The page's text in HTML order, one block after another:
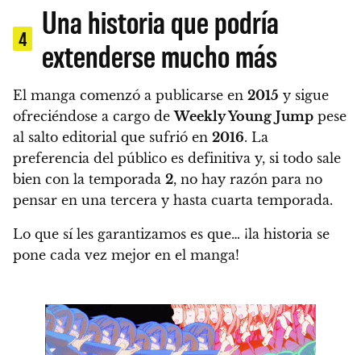
4
Una historia que podría
extenderse mucho más
El manga comenzó a publicarse en 2015 y sigue
ofreciéndose a cargo deWeekly Young Jump pese
al salto editorial que sufrió en 2016. La
preferencia del público es definitiva y, si todo sale
bien con la temporada 2, no hay razón para no
pensar en una tercera y hasta cuarta temporada.
Lo que sí les garantizamos es que… ¡la historia se
pone cada vez mejor en el manga!